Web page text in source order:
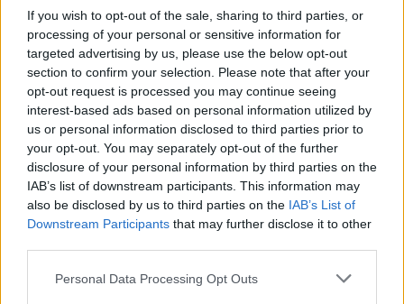
If you wish to opt-out of the sale, sharing to third parties, or
processing of your personal or sensitive information for
targeted advertising by us, please use the below opt-out
section to confirm your selection. Please note that after your
opt-out request is processed you may continue seeing
interest-based ads based on personal information utilized by
us or personal information disclosed to third parties prior to
your opt-out. You may separately opt-out of the further
disclosure of your personal information by third parties on the
IAB’s list of downstream participants. This information may
also be disclosed by us to third parties on the IAB’s List of
Downstream Participants that may further disclose it to other
Please note that this website/app uses one or more Google
Personal Data Processing Opt Outs
και το απόγευμα. Η θερμοκρασία θα κυμανθεί από
17 έως 28 βαθμούς Κελσίου. Οι άνεμοι θα πνέουν
από βόρειες διευθύνσεις 3 έως 5 και πρόσκαιρα
στα ανατολικά τοπικά 6 μποφόρ.